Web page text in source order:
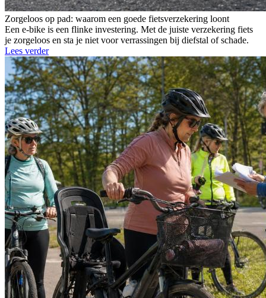
Zorgeloos op pad: waarom een goede fietsverzekering loont
Een e-bike is een flinke investering. Met de juiste verzekering fiets
je zorgeloos en sta je niet voor verrassingen bij diefstal of schade.
Lees verder